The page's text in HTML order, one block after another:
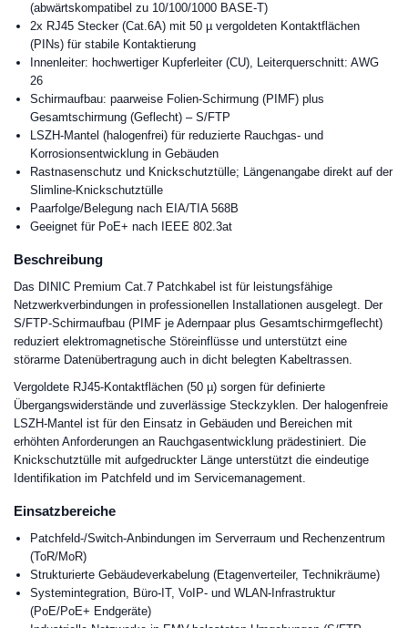
(abwärtskompatibel zu 10/100/1000 BASE-T)
2x RJ45 Stecker (Cat.6A) mit 50 µ vergoldeten Kontaktflächen
(PINs) für stabile Kontaktierung
Innenleiter: hochwertiger Kupferleiter (CU), Leiterquerschnitt: AWG
26
Schirmaufbau: paarweise Folien-Schirmung (PIMF) plus
Gesamtschirmung (Geflecht) – S/FTP
LSZH-Mantel (halogenfrei) für reduzierte Rauchgas- und
Korrosionsentwicklung in Gebäuden
Rastnasenschutz und Knickschutztülle; Längenangabe direkt auf der
Slimline-Knickschutztülle
Paarfolge/Belegung nach EIA/TIA 568B
Geeignet für PoE+ nach IEEE 802.3at
Beschreibung
Das DINIC Premium Cat.7 Patchkabel ist für leistungsfähige
Netzwerkverbindungen in professionellen Installationen ausgelegt. Der
S/FTP-Schirmaufbau (PIMF je Adernpaar plus Gesamtschirmgeflecht)
reduziert elektromagnetische Störeinflüsse und unterstützt eine
störarme Datenübertragung auch in dicht belegten Kabeltrassen.
Vergoldete RJ45-Kontaktflächen (50 µ) sorgen für definierte
Übergangswiderstände und zuverlässige Steckzyklen. Der halogenfreie
LSZH-Mantel ist für den Einsatz in Gebäuden und Bereichen mit
erhöhten Anforderungen an Rauchgasentwicklung prädestiniert. Die
Knickschutztülle mit aufgedruckter Länge unterstützt die eindeutige
Identifikation im Patchfeld und im Servicemanagement.
Einsatzbereiche
Patchfeld-/Switch-Anbindungen im Serverraum und Rechenzentrum
(ToR/MoR)
Strukturierte Gebäudeverkabelung (Etagenverteiler, Technikräume)
Systemintegration, Büro-IT, VoIP- und WLAN-Infrastruktur
(PoE/PoE+ Endgeräte)